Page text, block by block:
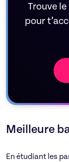
Trouve
pour
Meilleure
En étudiant les